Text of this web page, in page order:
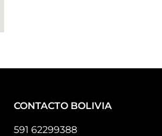
CONTACTO BOLIVIA
591 62299388